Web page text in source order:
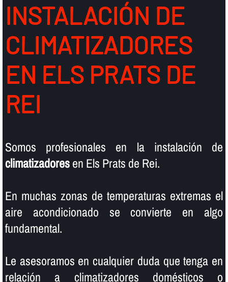
INSTALACIÓN DE
CLIMATIZADORES
EN ELS PRATS DE
REI
Somos profesionales en la instalación de
climatizadoresen Els Prats de Rei.
En muchas zonas de temperaturas extremas el
aire acondicionado se convierte en algo
fundamental.
Le asesoramos en cualquier duda que tenga en
relación a climatizadores domésticos o